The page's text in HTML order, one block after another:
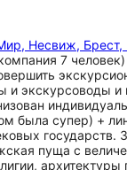
Несвиж,
7
и экскурсоводы
была супер) +
пуща с